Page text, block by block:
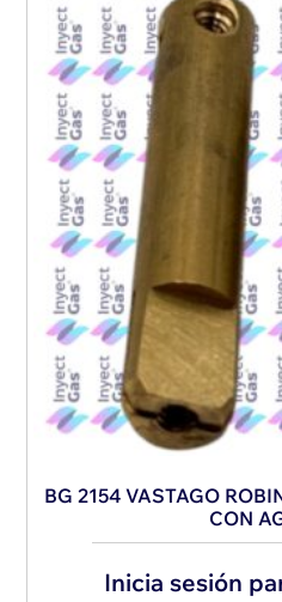
BG 2154 VASTAGO
CON
Inicia sesión